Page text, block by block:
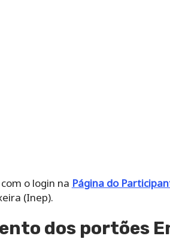
o login na Página do
(Inep).
dos portões